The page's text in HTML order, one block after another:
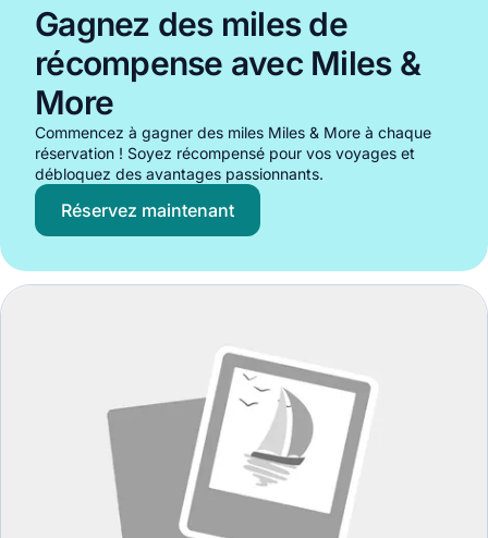
Gagnez des miles de
récompense avec Miles &
More
Commencez à gagner des miles Miles & More à chaque
réservation ! Soyez récompensé pour vos voyages et
débloquez des avantages passionnants.
Réservez maintenant